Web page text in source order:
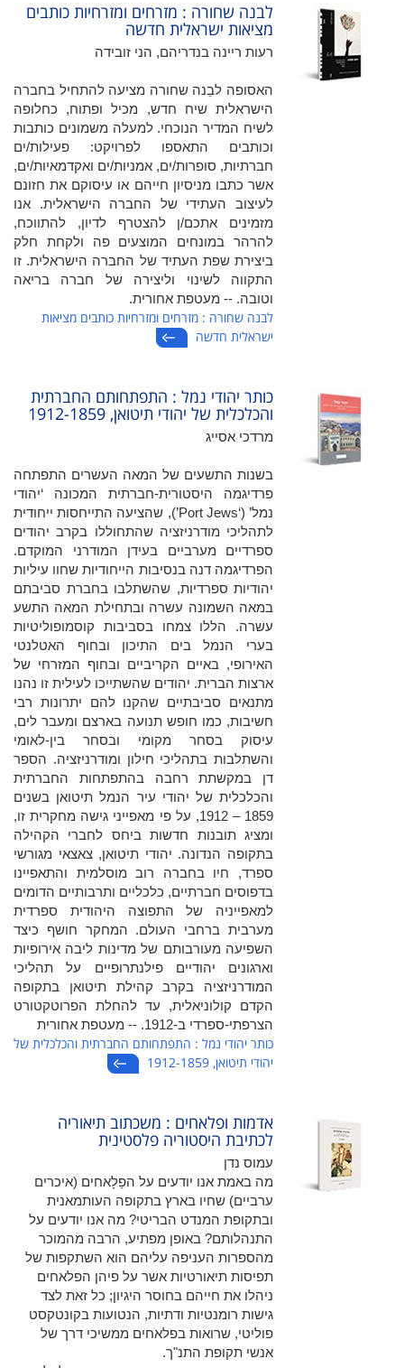
לבנה שחורה : מזרחים ומזרחיות כותבים
מציאות ישראלית חדשה
רעות ריינה בנדריהם, הני זובידה
האסופה לבֵנה שחורה מציעה להתחיל בחברה
הישראלית שיח חדש, מכיל ופתוח, כחלופה
לשיח המדיר הנוכחי. למעלה משמונים כותבות
וכותבים התאספו לפרויקט: פעילות/ים
חברתיות, סופרות/ים, אמניות/ים ואקדמאיות/ים,
אשר כתבו מניסיון חייהם או עיסוקם את חזונם
לעיצוב העתידי של החברה הישראלית. אנו
מזמינים אתכם/ן להצטרף לדיון, להתווכח,
להרהר במונחים המוצעים פה ולקחת חלק
ביצירת שפת העתיד של החברה הישראלית. זו
התקווה לשינוי וליצירה של חברה בריאה
וטובה. -- מעטפת אחורית.
לבנה שחורה : מזרחים ומזרחיות כותבים מציאות
ישראלית חדשה
כותר יהודי נמל : התפתחותם החברתית
והכלכלית של יהודי תיטואן, 1912-1859
מרדכי אסייג
בשנות התשעים של המאה העשרים התפתחה
פרדיגמה היסטורית-חברתית המכונה ‘יהודי
נמל’ (‘Port Jews’), שהציעה התייחסות ייחודית
לתהליכי מודרניזציה שהתחוללו בקרב יהודים
ספרדיים מערביים בעידן המודרני המוקדם.
הפרדיגמה דנה בנסיבות הייחודיות שחוו עיליות
יהודיות ספרדיות, שהשתלבו בחברת סביבתם
במאה השמונה עשרה ובתחילת המאה התשע
עשרה. הללו צמחו בסביבות קוסמופוליטיות
בערי הנמל בים התיכון ובחוף האטלנטי
האירופי, באיים הקריביים ובחוף המזרחי של
ארצות הברית. יהודים שהשתייכו לעילית זו נהנו
מתנאים סביבתיים שהקנו להם יתרונות רבי
חשיבות, כמו חופש תנועה בארצם ומעבר לים,
עיסוק בסחר מקומי ובסחר בין-לאומי
והשתלבות בתהליכי חילון ומודרניזציה. הספר
דן במקשתת רחבה בהתפתחות החברתית
והכלכלית של יהודי עיר הנמל תיטואן בשנים
1859 – 1912, על פי מאפייני גישה מחקרית זו,
ומציג תובנות חדשות ביחס לחברי הקהילה
בתקופה הנדונה. יהודי תיטואן, צאצאי מגורשי
ספרד, חיו בחברה רוב מוסלמית והתאפיינו
בדפוסים חברתיים, כלכליים ותרבותיים הדומים
למאפייניה של התפוצה היהודית ספרדית
מערבית ברחבי העולם. המחקר חושף כיצד
השפיעה מעורבותם של מדינות ליבה אירופיות
וארגונים יהודיים פילנתרופיים על תהליכי
המודרניזציה בקרב קהילת תיטואן בתקופה
הקדם קולוניאלית, עד להחלת הפרוטקטורט
הצרפתי-ספרדי ב-1912. -- מעטפת ‏א‏חורית
כותר יהודי נמל : התפתחותם החברתית והכלכלית של
יהודי תיטואן, 1912-1859
אדמות ופלאחים : משכתוב תיאוריה
לכתיבת היסטוריה פלסטינית
עמוס נדן
מה באמת אנו יודעים על הפַלָאחים (איכרים
ערביים) שחיו בארץ בתקופה העותמאנית
ובתקופת המנדט הבריטי? מה אנו יודעים על
התנהלותם? באופן מפתיע, הרבה מהמוכר
מהספרות העניפה עליהם הוא השתקפות של
תפיסות תיאורטיות אשר על פיהן הפלאחים
ניהלו את חייהם בחוסר היגיון; כל זאת לצד
גישות רומנטיות ודתיות, הנטועות בקונטקסט
פוליטי, שרואות בפלאחים ממשיכי דרך של
אנשי תקופת התנ"ך.